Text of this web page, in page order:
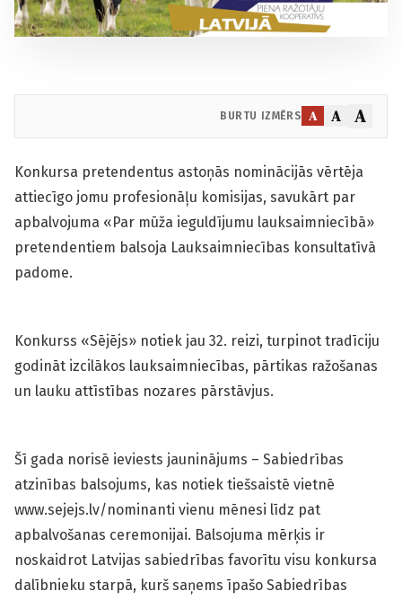
BURTU IZMĒRS A A A
Konkursa pretendentus astoņās nominācijās vērtēja
attiecīgo jomu profesionāļu komisijas, savukārt par
apbalvojuma «Par mūža ieguldījumu lauksaimniecībā»
pretendentiem balsoja Lauksaimniecības konsultatīvā
padome.
Konkurss «Sējējs» notiek jau 32. reizi, turpinot tradīciju
godināt izcilākos lauksaimniecības, pārtikas ražošanas
un lauku attīstības nozares pārstāvjus.
Šī gada norisē ieviests jauninājums – Sabiedrības
atzinības balsojums, kas notiek tiešsaistē vietnē
www.sejejs.lv/nominanti vienu mēnesi līdz pat
apbalvošanas ceremonijai. Balsojuma mērķis ir
noskaidrot Latvijas sabiedrības favorītu visu konkursa
dalībnieku starpā, kurš saņems īpašo Sabiedrības